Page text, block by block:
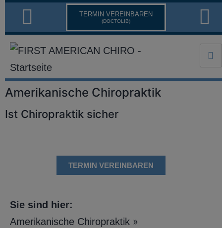
TERMIN VEREINBAREN
(DOCTOLIB)
Amerikanische Chiropraktik
Ist Chiropraktik sicher
TERMIN VEREINBAREN
Sie sind hier:
Amerikanische Chiropraktik »